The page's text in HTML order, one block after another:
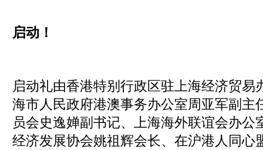
启动！
启动礼由香港特别行政区驻上海经济贸易
海市人民政府港澳事务办公室周亚军副主
员会史逸婵副书记、上海海外联谊会办公
经济发展协会姚祖辉会长、在沪港人同心